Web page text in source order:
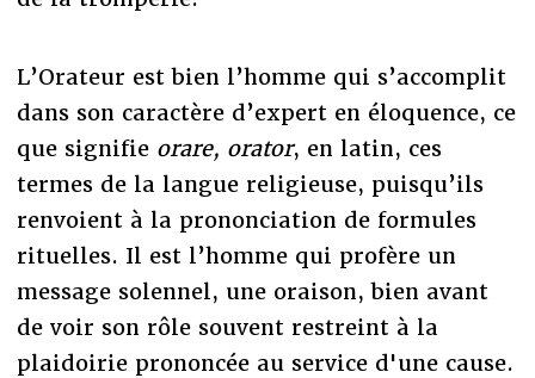
L’Orateur est bien l’homme qui s’accomplit
dans son caractère d’expert en éloquence, ce
que signifie orare, orator, en latin, ces
termes de la langue religieuse, puisqu’ils
renvoient à la prononciation de formules
rituelles. Il est l’homme qui profère un
message solennel, une oraison, bien avant
de voir son rôle souvent restreint à la
plaidoirie prononcée au service d'une cause.